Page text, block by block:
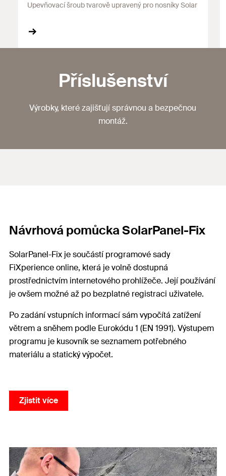
Upevňovací šroub tvarově upravený pro nosníky Solar
Příslušenství
Výrobky, které zajišťují správnou a bezpečnou
montáž.
Návrhová pomůcka SolarPanel-Fix
SolarPanel-Fix je součástí programové sady
FiXperience online, která je volně dostupná
prostřednictvím internetového prohlížeče. Její používání
je ovšem možné až po bezplatné registraci uživatele.
Po zadání vstupních informací sám vypočítá zatížení
větrem a sněhem podle Eurokódu 1 (EN 1991). Výstupem
programu je kusovník se seznamem potřebného
materiálu a statický výpočet.
Zjistit více